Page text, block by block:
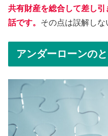
共有財産を総合して差し
話です。 その点は誤解しな
アンダーローンの